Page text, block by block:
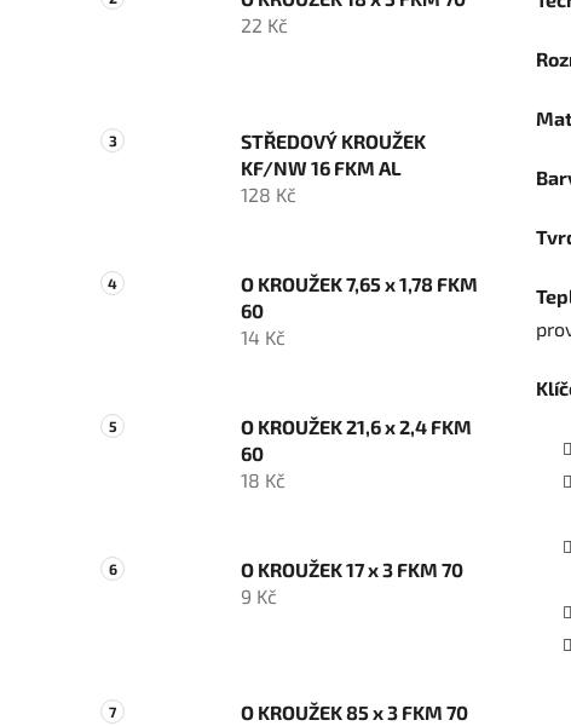
22 Kč
STŘEDOVÝ KROUŽEK
KF/NW 16 FKM AL
128 Kč
O KROUŽEK 7,65 x 1,78 FKM
60
14 Kč
O KROUŽEK 21,6 x 2,4 FKM
60
18 Kč
O KROUŽEK 17 x 3 FKM 70
9 Kč
O KROUŽEK 85 x 3 FKM 70